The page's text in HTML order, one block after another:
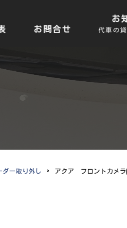
お問合せ
お
代車の
ー取り外し > アクア フロントカメラ